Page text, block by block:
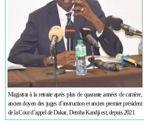
Magistrat à la retraite après plus de quarante années de carrière,
ancien doyen des juges d’instruction et ancien premier président
de la Cour d’appel de Dakar, Demba Kandji est, depuis 2021